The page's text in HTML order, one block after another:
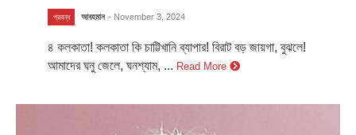
প্রবন্ধ আবহমান - November 3, 2024
৪ কলকাতা! কলকাতা কি চাট্টিখানি ব্যাপার! বিরাট বড় জায়গা, বুঝলে!
আমাদের ঘনু জেলে, ঘনশ্যাম, ... Read More